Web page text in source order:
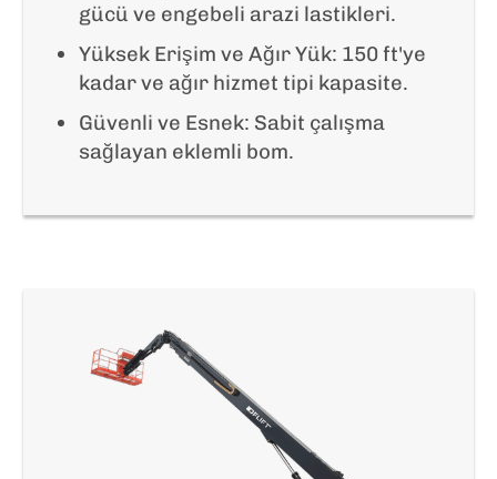
gücü ve engebeli arazi lastikleri.
Yüksek Erişim ve Ağır Yük: 150 ft'ye
kadar ve ağır hizmet tipi kapasite.
Güvenli ve Esnek: Sabit çalışma
sağlayan eklemli bom.